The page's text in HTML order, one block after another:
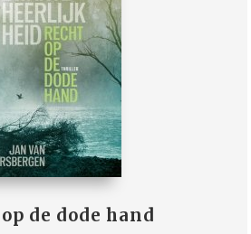
de dode hand